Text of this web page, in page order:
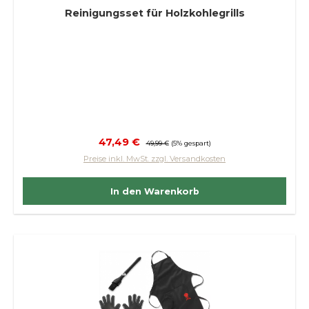
Reinigungsset für Holzkohlegrills
Verkaufspreis:
47,49 € Regulärer Preis:
49,99 € (5% gespart)
Preise inkl. MwSt. zzgl. Versandkosten
In den Warenkorb